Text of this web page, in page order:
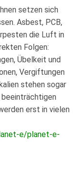
setzen sich
Asbest, PCB,
die Luft in
Folgen:
Übelkeit und
Vergiftungen
stehen sogar
erst in vielen
e/planet-e-